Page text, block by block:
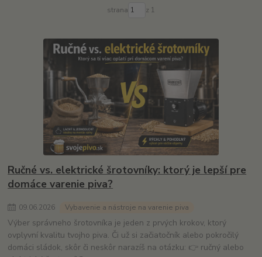
strana z 1
Ručné vs. elektrické šrotovníky: ktorý je lepší pre
domáce varenie piva?
09.06.2026 Vybavenie a nástroje na varenie piva
Výber správneho šrotovníka je jeden z prvých krokov, ktorý
ovplyvní kvalitu tvojho piva. Či už si začiatočník alebo pokročilý
domáci sládok, skôr či neskôr narazíš na otázku: 👉 ručný alebo